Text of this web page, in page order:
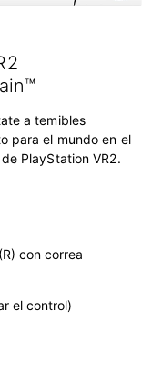
a temibles
para el mundo en el
PlayStation VR2.
con correa
el control)